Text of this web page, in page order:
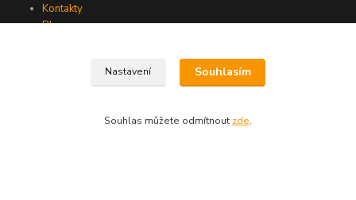
Kontakty
Blog
Nastavení Souhlasím
Souhlas můžete odmítnout zde.